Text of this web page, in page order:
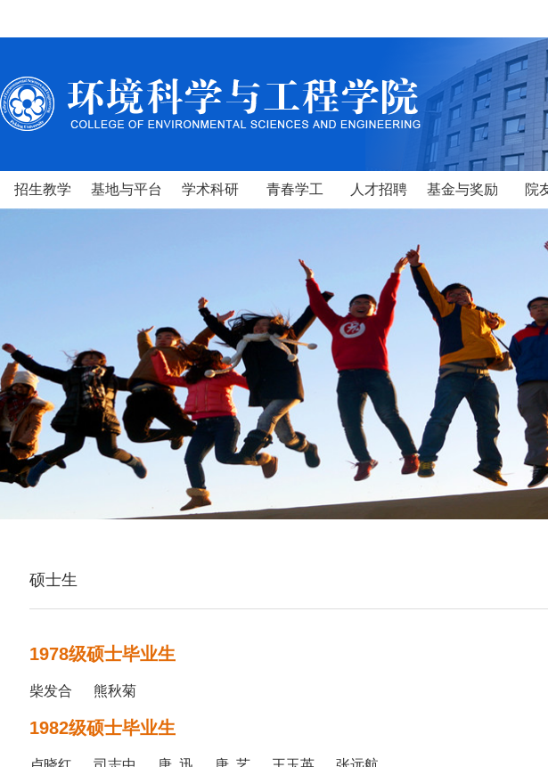
招生教学 基地与平台 学术科研 青春学工 人才招聘 基金与奖励 院
硕士生
1978级硕士毕业生
柴发合 熊秋菊
1982级硕士毕业生